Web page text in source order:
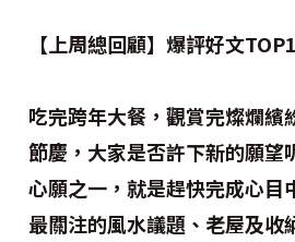
【上周總回顧】爆評好文
吃完跨年大餐，觀賞完燦爛
節慶，大家是否許下新的願
心願之一，就是趕快完成心
最關注的風水議題、老屋及